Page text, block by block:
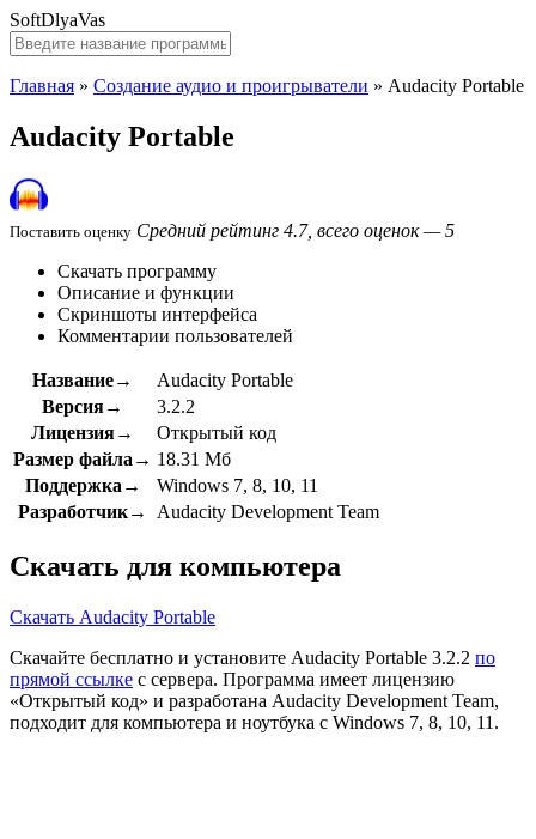
SoftDlyaVas
Главная » Создание аудио и проигрыватели » Audacity Portable
Audacity Portable
Поставить оценку Средний рейтинг 4.7, всего оценок — 5
Скачать программу
Описание и функции
Скриншоты интерфейса
Комментарии пользователей
Название→
Audacity Portable
Версия→
3.2.2
Лицензия→
Открытый код
Размер файла→ 18.31 Мб
Поддержка→
Windows 7, 8, 10, 11
Разработчик→
Audacity Development Team
Скачать для компьютера
Скачать Audacity Portable
Скачайте бесплатно и установите Audacity Portable 3.2.2 по
прямой ссылке с сервера. Программа имеет лицензию
«Открытый код» и разработана Audacity Development Team,
подходит для компьютера и ноутбука с Windows 7, 8, 10, 11.